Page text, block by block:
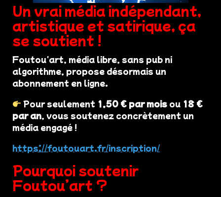
Un vrai média indépendant,
artistique et satirique, ça
se soutient !
Foutou'art, média libre, sans pub ni
algorithme, propose désormais un
abonnement en ligne.
Pour seulement 1,50 € par mois ou 18 €
par an, vous soutenez concrètement un
média engagé !
https://foutouart.fr/inscription/
Pourquoi soutenir
Foutou’art ?